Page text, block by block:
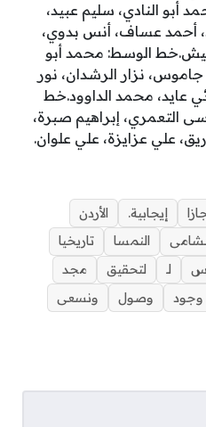
أبو النادي، سليم عبيد،
أحمد عساف، أنس بدوي،
الوسط: محمد أبو
نزار الرشدان، نور
عايد، محمد الداوود.خط
التعمري، إبراهيم صبرة،
علي عزايزة، علي علوان.
إيجابية.
الأردن
النمسا
تاريخيا
لـ لتحقيق
مجد
وجود وصول
ونسعى